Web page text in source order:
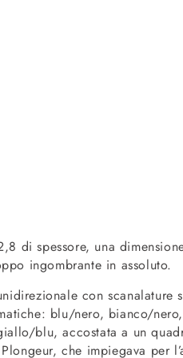
di spessore, una
ingombrante in assoluto.
con scanalature
blu/nero, bian­co/
blu, accostata a un
che impiegava per